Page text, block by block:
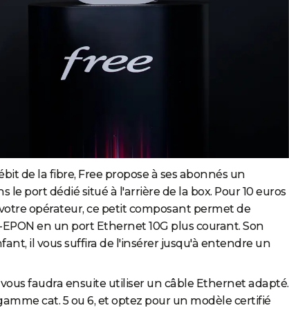
de la fibre, Free propose à ses abonnés un
le port dédié situé à l'arrière de la box. Pour 10 euros
opérateur, ce petit composant permet de
en un port Ethernet 10G plus courant. Son
il vous suffira de l'insérer jusqu'à entendre un
faudra ensuite utiliser un câble Ethernet adapté.
cat. 5 ou 6, et optez pour un modèle certifié